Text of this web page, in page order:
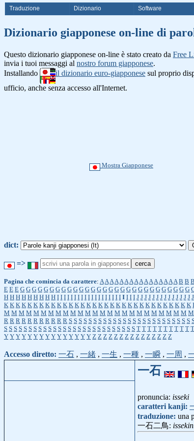
Traduzione Dizionario Software
Dizionario giapponese on-line di
Questo dizionario giapponese on-line è stato creato da Free
invia i tuoi messaggi al nostro forum giapponese.
Installando
il dizionario euro-giapponese sul proprio
ufficio, anche senza accesso all'Internet.
Mostra Giapponese
dict:
=>
Pagina che comincia da carattere: A A A A A A A A A A A A A A A A B B B
E E E G G G G G G G G G G G G G G G G G G G G G G G G G G G G G
H H H H H H H H H I I I I I I I I I I I I I I I I I I I I I I I J J J J J J J J J J J J J J J
K K K K K K K K K K K K K K K K K K K K K K K K K K K K K K K K
M M M M M M M M M M M M M M M M M M M M M M M M M M
R R R R R R R R R R R S S S S S S S S S S S S S S S S S S S S S S S S S
S S S S S S S S S S S S S S S S S S S S S S S S S S S T T T T T T T T T T T
Y Y Y Y Y Y Y Y Y Y Y Y Y Y Y Z Z Z Z Z Z Z Z Z Z Z Z Z Z Z
Accesso diretto: 一石 , 一緒 , 一生 , 一種 , 一瞬 , 一周 ,
一石
pronuncia: isseki
caratteri kanji:
traduzione: una
一石二鳥: